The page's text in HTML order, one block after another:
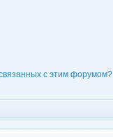
с этим форумом?